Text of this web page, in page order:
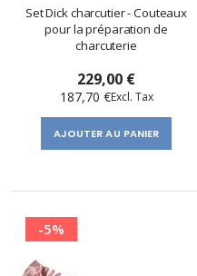
Set Dick charcutier - Couteaux
pour la préparation de
charcuterie
229,00 €
187,70 €
AJOUTER AU PANIER
-5%